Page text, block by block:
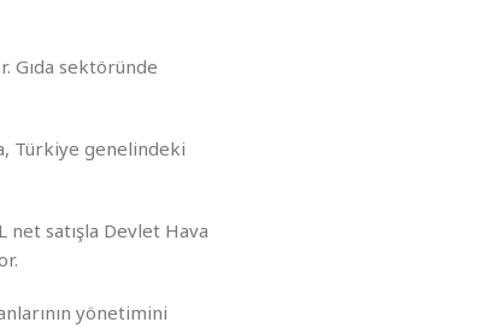
Gıda sektöründe
Türkiye genelindeki
net satışla Devlet Hava
yönetimini